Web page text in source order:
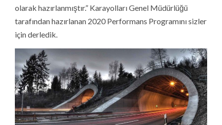
olarak hazırlanmıştır.” Karayolları Genel Müdürlüğü
tarafından hazırlanan 2020 Performans Programını sizler
için derledik.